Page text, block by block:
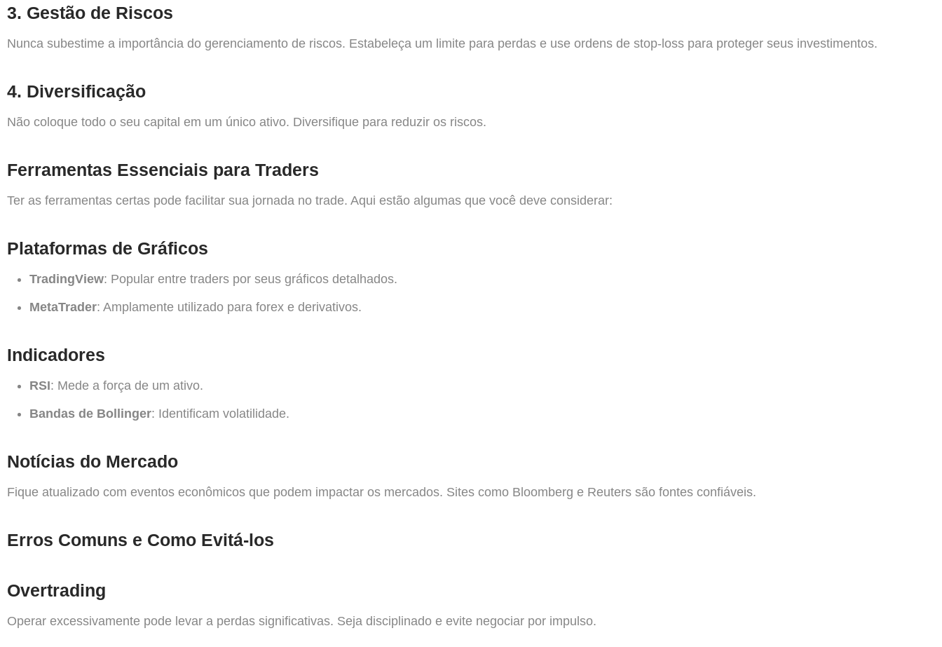
3. Gestão de Riscos
Nunca subestime a importância do gerenciamento de riscos. Estabeleça um limite para perdas e use ordens de stop-loss para proteger seus investimentos.
4. Diversificação
Não coloque todo o seu capital em um único ativo. Diversifique para reduzir os riscos.
Ferramentas Essenciais para Traders
Ter as ferramentas certas pode facilitar sua jornada no trade. Aqui estão algumas que você deve considerar:
Plataformas de Gráficos
TradingView: Popular entre traders por seus gráficos detalhados.
MetaTrader: Amplamente utilizado para forex e derivativos.
Indicadores
RSI: Mede a força de um ativo.
Bandas de Bollinger: Identificam volatilidade.
Notícias do Mercado
Fique atualizado com eventos econômicos que podem impactar os mercados. Sites como Bloomberg e Reuters são fontes confiáveis.
Erros Comuns e Como Evitá-los
Overtrading
Operar excessivamente pode levar a perdas significativas. Seja disciplinado e evite negociar por impulso.